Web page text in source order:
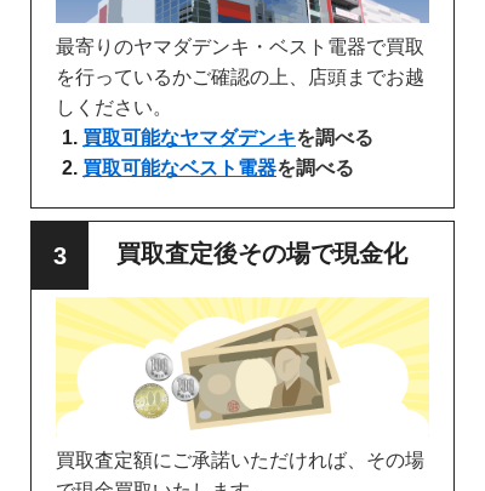
最寄りのヤマダデンキ・ベスト電器で買取
を行っているかご確認の上、店頭までお越
しください。
買取可能なヤマダデンキを調べる
買取可能なベスト電器を調べる
買取査定後その場で現金化
買取査定額にご承諾いただければ、その場